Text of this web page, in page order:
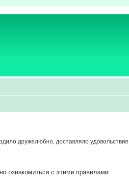
дружелюбно, доставляло
ознакомиться с этими правилами.